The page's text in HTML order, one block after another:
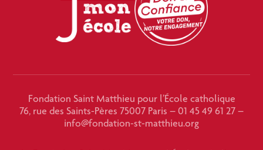
Fondation Saint Matthieu pour l’École catholique
76, rue des Saints-Pères 75007 Paris – 01 45 49 61 27 –
info@fondation-st-matthieu.org